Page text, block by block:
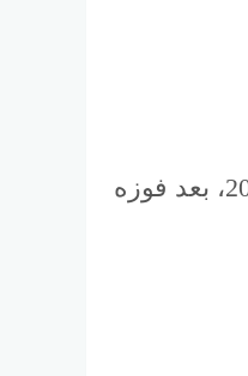
فرنسا تهزم الأرجنتين.. وتعبر إلى ربع النهائي بسلام، عبر منتخب فرنسا الملقب بالديوك الدور ربع النهائي لمونديال 2018، بعد فوزه